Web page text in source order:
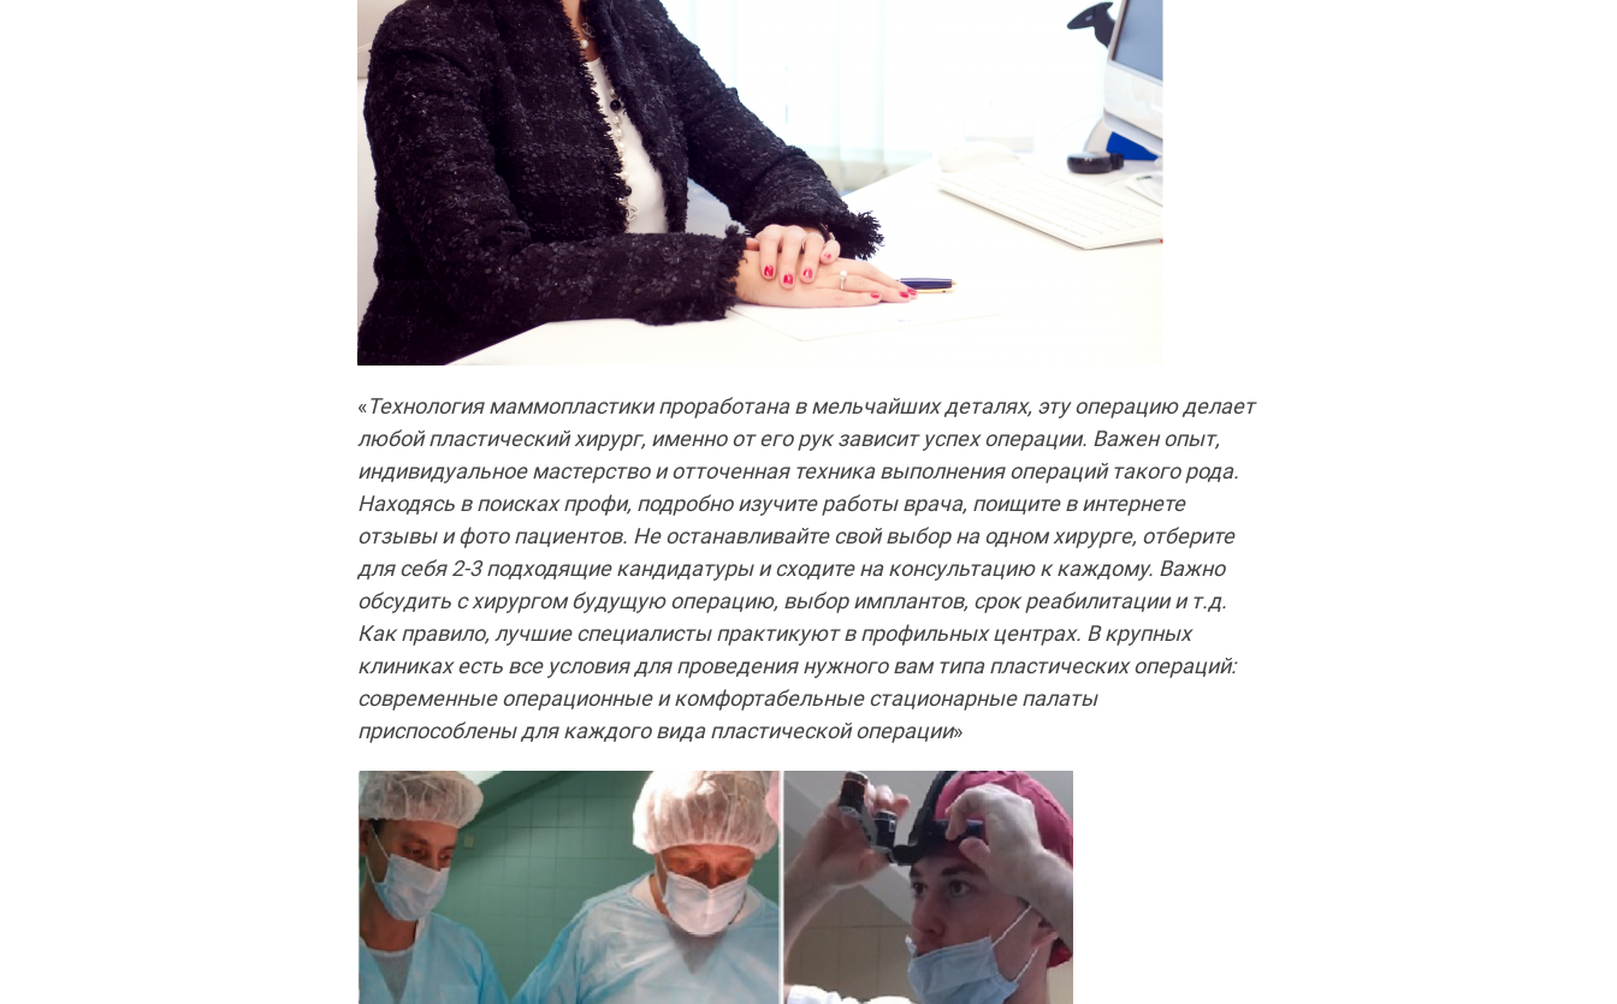
«Технология маммопластики проработана в мельчайших деталях, эту операцию делает
любой пластический хирург, именно от его рук зависит успех операции. Важен опыт,
индивидуальное мастерство и отточенная техника выполнения операций такого рода.
Находясь в поисках профи, подробно изучите работы врача, поищите в интернете
отзывы и фото пациентов. Не останавливайте свой выбор на одном хирурге, отберите
для себя 2-3 подходящие кандидатуры и сходите на консультацию к каждому. Важно
обсудить с хирургом будущую операцию, выбор имплантов, срок реабилитации и т.д.
Как правило, лучшие специалисты практикуют в профильных центрах. В крупных
клиниках есть все условия для проведения нужного вам типа пластических операций:
современные операционные и комфортабельные стационарные палаты
приспособлены для каждого вида пластической операции»